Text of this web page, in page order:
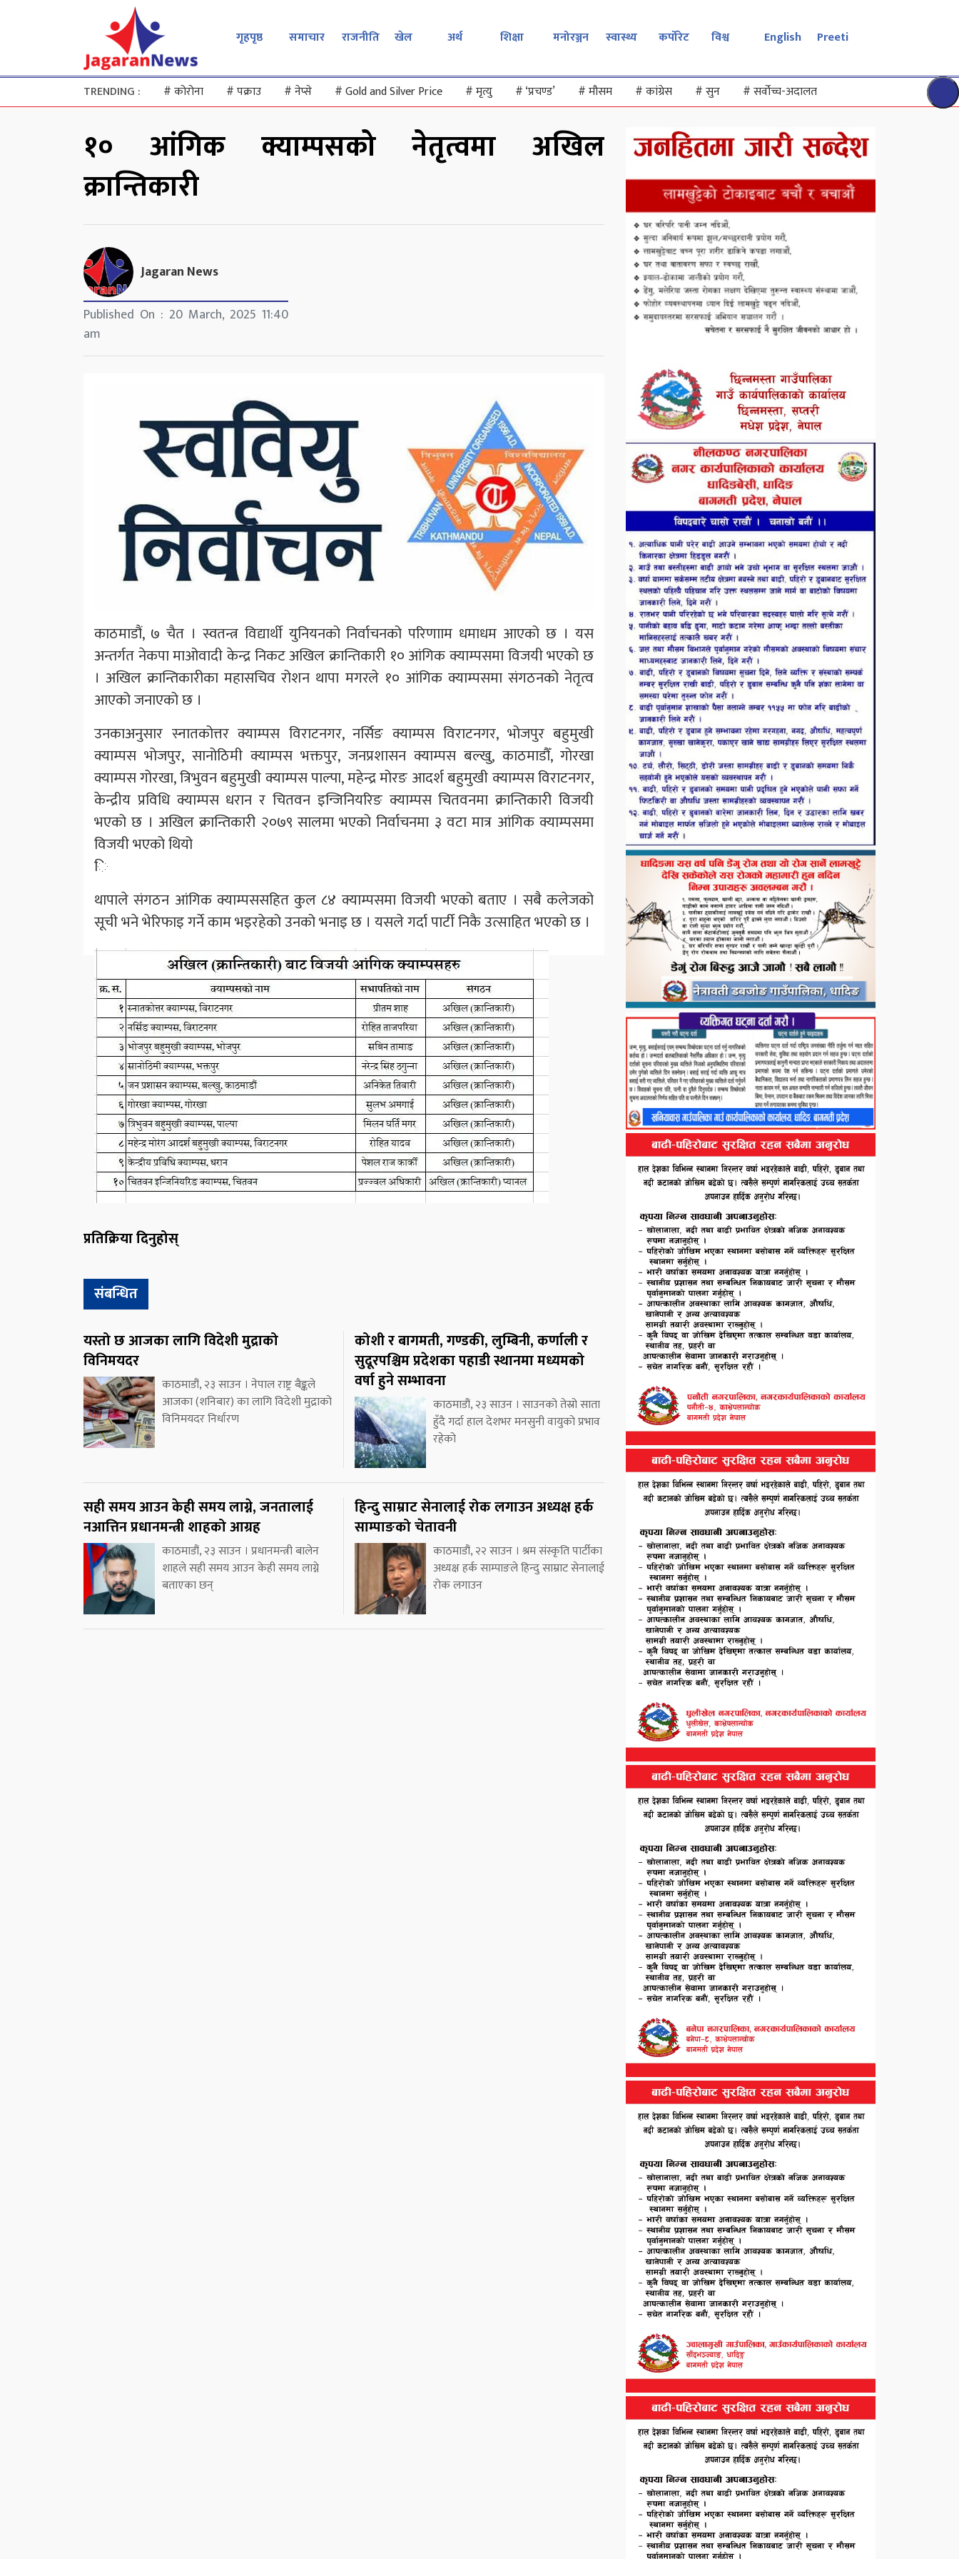
गृहपृष्ठ समाचार राजनीति खेल अर्थ शिक्षा मनोरञ्जन स्वास्थ्य कर्पोरेट विश्व English Preeti
TRENDING : #कोरोना #पक्राउ #नेप्से #Gold and Silver Price #मृत्यु #‘प्रचण्ड’ #मौसम #कांग्रेस #सुन #सर्वोच्च-अदालत
१० आंगिक क्याम्पसको नेतृत्वमा अखिल
क्रान्तिकारी
Jagaran News
Published On : 20 March, 2025 11:40
am
काठमाडौं, ७ चैत । स्वतन्त्र विद्यार्थी युनियनको निर्वाचनको परिणााम धमाधम आएको छ । यस
अन्तर्गत नेकपा माओवादी केन्द्र निकट अखिल क्रान्तिकारी १० आंगिक क्याम्पसमा विजयी भएको छ
। अखिल क्रान्तिकारीका महासचिव रोशन थापा मगरले १० आंगिक क्याम्पसमा संगठनको नेतृत्व
आएको जनाएको छ ।
उनकाअनुसार स्नातकोत्तर क्याम्पस विराटनगर, नर्सिङ क्याम्पस विराटनगर, भोजपुर बहुमुखी
क्याम्पस भोजपुर, सानोठिमी क्याम्पस भक्तपुर, जनप्रशासन क्याम्पस बल्खु, काठमाडौँ, गोरखा
क्याम्पस गोरखा, त्रिभुवन बहुमुखी क्याम्पस पाल्पा, महेन्द्र मोरङ आदर्श बहुमुखी क्याम्पस विराटनगर,
केन्द्रीय प्रविधि क्याम्पस धरान र चितवन इन्जिनियरिङ क्याम्पस चितवनमा क्रान्तिकारी विजयी
भएको छ । अखिल क्रान्तिकारी २०७९ सालमा भएको निर्वाचनमा ३ वटा मात्र आंगिक क्याम्पसमा
विजयी भएको थियो
ि
थापाले संगठन आंगिक क्याम्पससहित कुल ८४ क्याम्पसमा विजयी भएको बताए । सबै कलेजको
सूची भने भेरिफाइ गर्ने काम भइरहेको उनको भनाइ छ । यसले गर्दा पार्टी निकै उत्साहित भएको छ ।
प्रतिक्रिया दिनुहोस्
संबन्धित
यस्तो छ आजका लागि विदेशी मुद्राको
विनिमयदर
काठमाडौं, २३ साउन । नेपाल राष्ट्र बैङ्कले
आजका (शनिबार) का लागि विदेशी मुद्राको
विनिमयदर निर्धारण
कोशी र बागमती, गण्डकी, लुम्बिनी, कर्णाली र
सुदूरपश्चिम प्रदेशका पहाडी स्थानमा मध्यमको
वर्षा हुने सम्भावना
काठमाडौं, २३ साउन । साउनको तेस्रो साता
हुँदै गर्दा हाल देशभर मनसुनी वायुको प्रभाव
रहेको
सही समय आउन केही समय लाग्ने, जनतालाई
नआत्तिन प्रधानमन्त्री शाहको आग्रह
काठमाडौं, २३ साउन । प्रधानमन्त्री बालेन
शाहले सही समय आउन केही समय लाग्ने
बताएका छन्
हिन्दु साम्राट सेनालाई रोक लगाउन अध्यक्ष हर्क
साम्पाङको चेतावनी
काठमाडौं, २२ साउन । श्रम संस्कृति पार्टीका
अध्यक्ष हर्क साम्पाङले हिन्दु साम्राट सेनालाई
रोक लगाउन